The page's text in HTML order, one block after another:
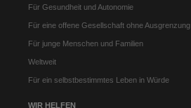
Für Gesundheit und Autonomie
Für eine offene Gesellschaft ohne Ausgrenzung
Für junge Menschen und Familien
Weltweit
Für ein selbstbestimmtes Leben in Würde
WIR HELFEN